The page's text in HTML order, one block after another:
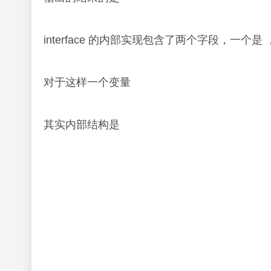
interface 的内部实现包含了两个字段，一个是
对于这样一个变量
其实内部结构是